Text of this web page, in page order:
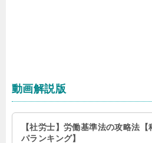
動画解説版
【社労士】労働基準法の攻略法【
パランキング】